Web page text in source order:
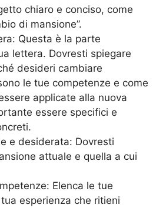
chiaro e conciso, come
di mansione”.
Questa è la parte
lettera. Dovresti spiegare
desideri cambiare
le tue competenze e come
applicate alla nuova
essere specifici e
e desiderata: Dovresti
attuale e quella a cui
Elenca le tue
esperienza che ritieni